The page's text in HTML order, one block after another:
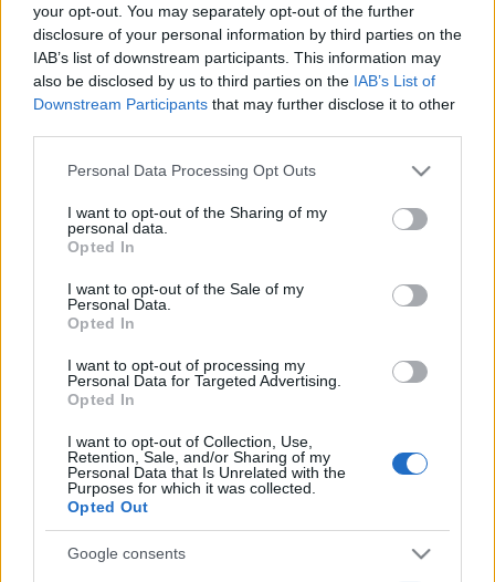
your opt-out. You may separately opt-out of the further
disclosure of your personal information by third parties on the
IAB’s list of downstream participants. This information may
also be disclosed by us to third parties on the IAB’s List of
Downstream Participants that may further disclose it to other
Please note that this website/app uses one or more Google
not limited to your visit or usage behaviour. You may click to
grant or deny consent to Google and its third-party tags to
use your data for below specified purposes in below Google
consent section.
Personal Data Processing Opt Outs
I want to opt-out of the Sharing of my
personal data.
Opted In
I want to opt-out of the Sale of my
Personal Data.
Opted In
I want to opt-out of processing my
Personal Data for Targeted Advertising.
Opted In
I want to opt-out of Collection, Use,
Retention, Sale, and/or Sharing of my
Personal Data that Is Unrelated with the
Purposes for which it was collected.
Opted Out
Google consents
ULTIME NOTIZIE
Via dei Gonzaga: il parcheggio
selvaggio aggrava la vita dei
romani
18 minuti fa
milioni a chi scopriremo tra sogni
e paure
Fulmine colpisce scout su Monte
7 ore fa
Spin Time: Il Grande Affare e le
Costose Conseguenze per Roma
9 ore fa
Tragedia alla Balduina: la morte